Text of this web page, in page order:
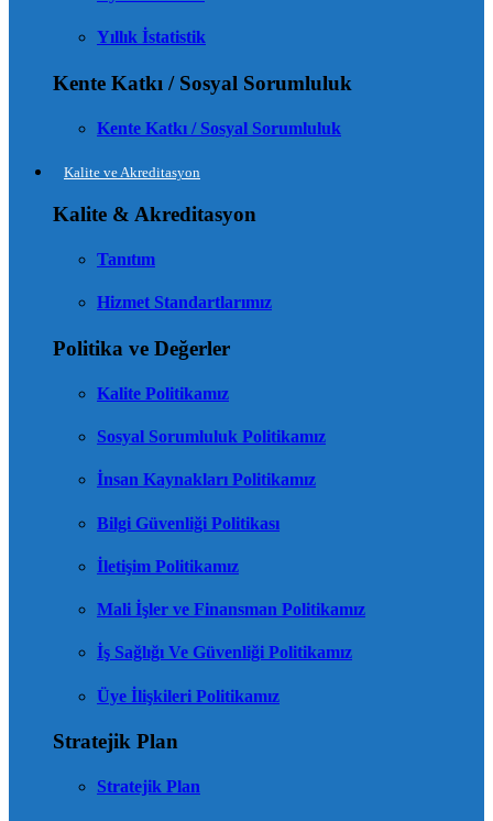
Yıllık İstatistik
Kente Katkı / Sosyal Sorumluluk
Kente Katkı / Sosyal Sorumluluk
Kalite ve Akreditasyon
Kalite & Akreditasyon
Tanıtım
Hizmet Standartlarımız
Politika ve Değerler
Kalite Politikamız
Sosyal Sorumluluk Politikamız
İnsan Kaynakları Politikamız
Bilgi Güvenliği Politikası
İletişim Politikamız
Mali İşler ve Finansman Politikamız
İş Sağlığı Ve Güvenliği Politikamız
Üye İlişkileri Politikamız
Stratejik Plan
Stratejik Plan